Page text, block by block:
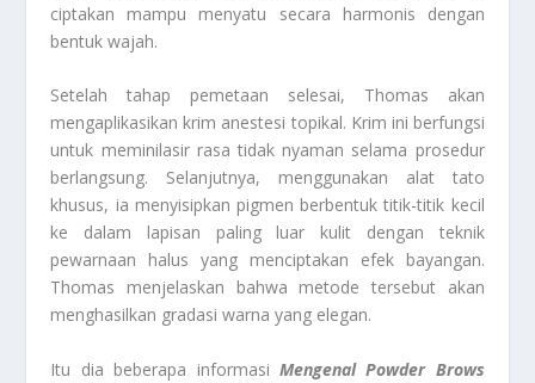
ciptakan mampu menyatu secara harmonis dengan
bentuk wajah.
Setelah tahap pemetaan selesai, Thomas akan
mengaplikasikan krim anestesi topikal. Krim ini berfungsi
untuk meminilasir rasa tidak nyaman selama prosedur
berlangsung. Selanjutnya, menggunakan alat tato
khusus, ia menyisipkan pigmen berbentuk titik-titik kecil
ke dalam lapisan paling luar kulit dengan teknik
pewarnaan halus yang menciptakan efek bayangan.
Thomas menjelaskan bahwa metode tersebut akan
menghasilkan gradasi warna yang elegan.
Itu dia beberapa informasi Mengenal Powder Brows